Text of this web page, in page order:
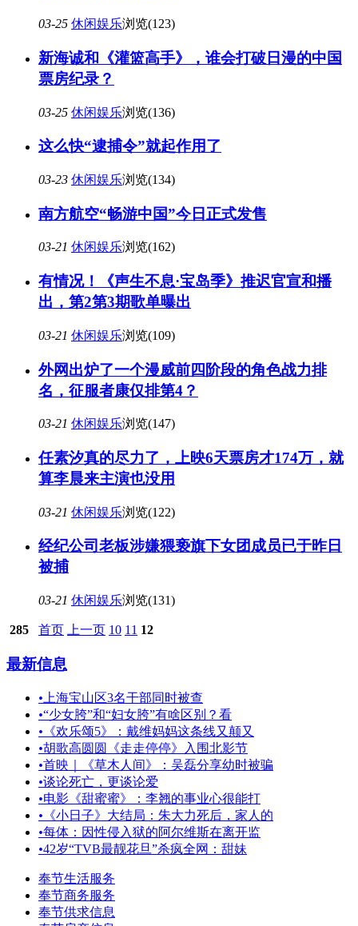
03-25 休闲娱乐浏览(123)
新海诚和《灌篮高手》，谁会打破日漫的中国
票房纪录？
03-25 休闲娱乐浏览(136)
这么快“逮捕令”就起作用了
03-23 休闲娱乐浏览(134)
南方航空“畅游中国”今日正式发售
03-21 休闲娱乐浏览(162)
有情况！《声生不息·宝岛季》推迟官宣和播
出，第2第3期歌单曝出
03-21 休闲娱乐浏览(109)
外网出炉了一个漫威前四阶段的角色战力排
名，征服者康仅排第4？
03-21 休闲娱乐浏览(147)
任素汐真的尽力了，上映6天票房才174万，就
算李晨来主演也没用
03-21 休闲娱乐浏览(122)
经纪公司老板涉嫌猥亵旗下女团成员已于昨日
被捕
03-21 休闲娱乐浏览(131)
285 首页 上一页 10 11 12
最新信息
• 上海宝山区3名干部同时被查
•“少女胯”和“妇女胯”有啥区别？看
• 《欢乐颂5》：戴维妈妈这条线又颠又
•胡歌高圆圆《走走停停》入围北影节
•首映｜《草木人间》：吴磊分享幼时被骗
•谈论死亡，更谈论爱
•电影《甜蜜蜜》：李翘的事业心很能打
• 《小日子》大结局：朱大力死后，家人的
•每体：因性侵入狱的阿尔维斯在离开监
•42岁“TVB最靓花旦”杀疯全网：甜妹
奉节生活服务
奉节商务服务
奉节供求信息